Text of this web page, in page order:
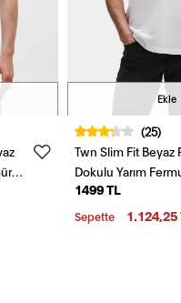
T-
Ekle
(25)
Twn Slim Fit Beyaz
Dokulu Yarım
Yaka Yazlık T-Shirt
1499 TL
Sepette 1.124,25